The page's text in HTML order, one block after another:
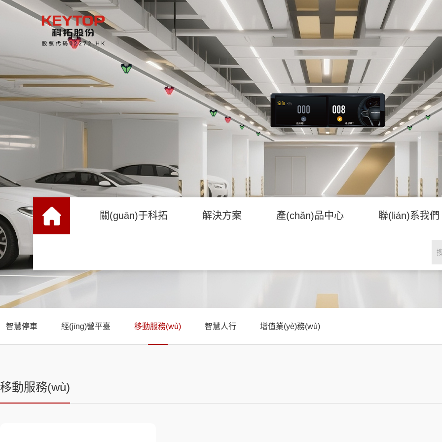
關(guān)于科拓 解決方案 產(chǎn)品中心 聯(lián)系我們
智慧停車 經(jīng)營平臺 移動服務(wù) 智慧人行 增值業(yè)務(wù)
移動服務(wù)